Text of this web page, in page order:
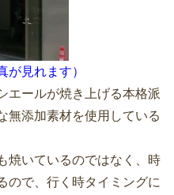
が見れます）
エールが焼き上げる本格派
無添加素材を使用している
焼いているのではなく、時
ので、行く時タイミングに